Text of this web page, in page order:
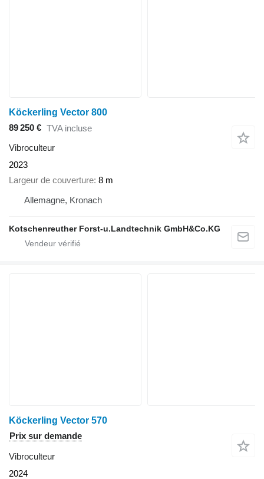
Köckerling Vector 800
89 250 € TVA incluse
Vibroculteur
2023
Largeur de couverture 8 m
Allemagne, Kronach
Kotschenreuther Forst-u.Landtechnik GmbH&Co.KG
Köckerling Vector 570
Prix sur demande
Vibroculteur
2024